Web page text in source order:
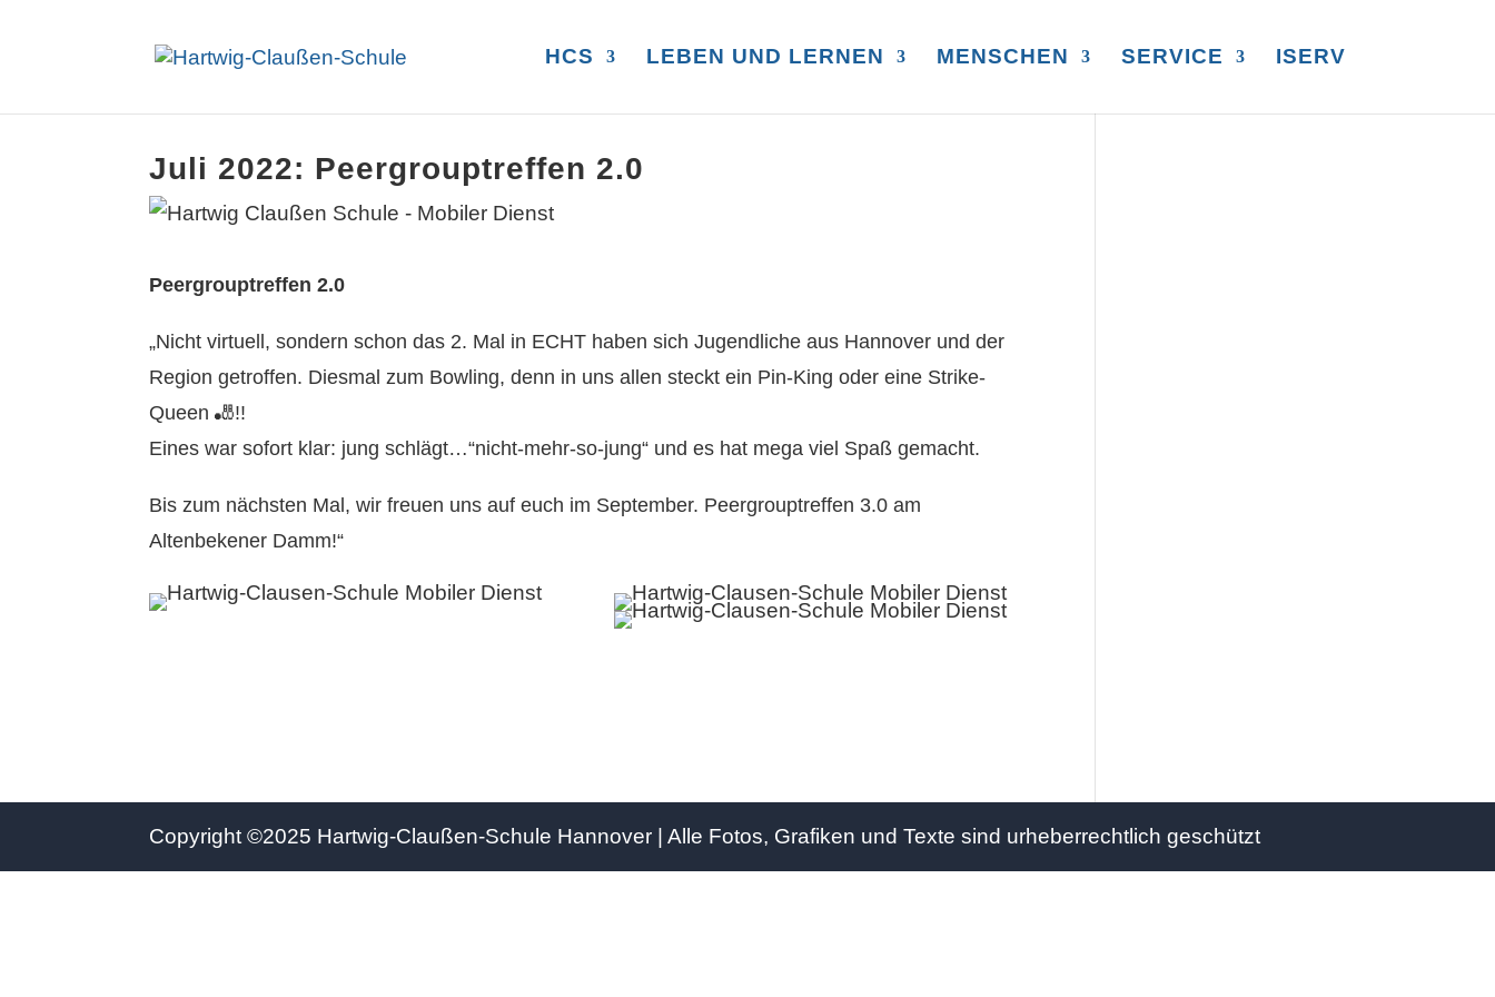
HCS LEBEN UND LERNEN MENSCHEN SERVICE ISERV
Juli 2022: Peergrouptreffen 2.0
Peergrouptreffen 2.0
„Nicht virtuell, sondern schon das 2. Mal in ECHT haben sich Jugendliche aus Hannover und der
Region getroffen. Diesmal zum Bowling, denn in uns allen steckt ein Pin-King oder eine Strike-
Queen 🎳!!
Eines war sofort klar: jung schlägt…“nicht-mehr-so-jung“ und es hat mega viel Spaß gemacht.
Bis zum nächsten Mal, wir freuen uns auf euch im September. Peergrouptreffen 3.0 am
Altenbekener Damm!“
Copyright ©2025 Hartwig-Claußen-Schule Hannover | Alle Fotos, Grafiken und Texte sind urheberrechtlich geschützt